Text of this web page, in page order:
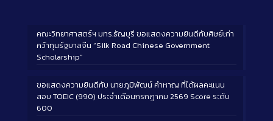
คณะวิทยาศาสตร์ฯ มทร.ธัญบุรี ขอแสดงความยินดีกับศิษย์เก่า
คว้าทุนรัฐบาลจีน “Silk Road Chinese Government
Scholarship”
ขอแสดงความยินดีกับ นายภูมิพัฒน์ คำหาญ ที่ได้ผลคะแนน
สอบ TOEIC (990) ประจำเดือนกรกฎาคม 2569 Score ระดับ
600